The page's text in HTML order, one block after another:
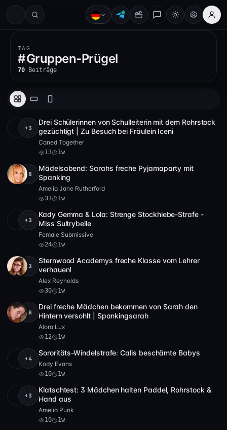
#
TAG
#Gruppen-Prügel
70 Beiträge
Full HD 13
+3
Drei Schülerinnen von Schulleiterin mit dem Rohrstock
gezüchtigt | Zu Besuch bei Fräulein Iceni
Caned Together
13 1w
Full HD
+8
Mädelsabend: Sarahs freche Pyjamaparty mit
Spanking
Amelia Jane Rutherford
31 1w
Full HD
+3
Kady Gemma & Lola: Strenge Stockhiebe-Strafe -
Miss Sultrybelle
Female Submissive
24 1w
SD +3
Sternwood Academys freche Klasse vom Lehrer
verhauen!
Alex Reynolds
30 1w
4K+8
Drei freche Mädchen bekommen von Sarah den
Hintern versohlt | Spankingsarah
Alora Lux
12 1w
Full HD
+4
Sororitäts-Windelstrafe: Calis beschämte Babys
Kody Evans
10 1w
+3
Klatschtest: 3 Mädchen halten Paddel, Rohrstock &
Hand aus
Amelia Punk
10 1w